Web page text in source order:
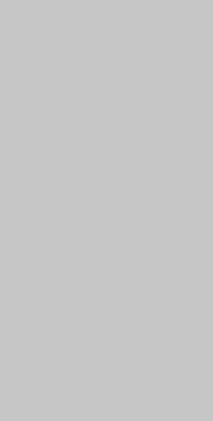
Blog
Blog
Blog